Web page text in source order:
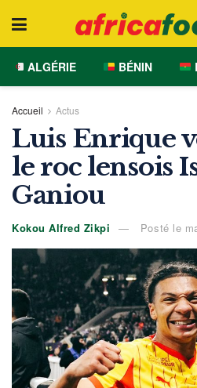
ALGÉRIE BÉNIN
Accueil Actus
Luis Enrique
le roc lensois
Ganiou
Kokou Alfred Zikpi Posté le